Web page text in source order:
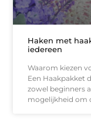
Haken met
iedereen
Waarom kiezen
Een Haakpakket
zowel beginners
mogelijkheid om